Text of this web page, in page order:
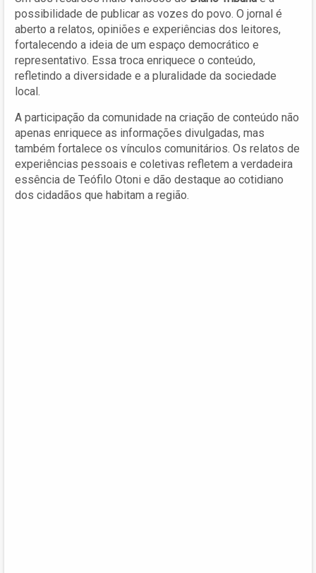
possibilidade de publicar as vozes do povo. O jornal é
aberto a relatos, opiniões e experiências dos leitores,
fortalecendo a ideia de um espaço democrático e
representativo. Essa troca enriquece o conteúdo,
refletindo a diversidade e a pluralidade da sociedade
local.
A participação da comunidade na criação de conteúdo não
apenas enriquece as informações divulgadas, mas
também fortalece os vínculos comunitários. Os relatos de
experiências pessoais e coletivas refletem a verdadeira
essência de Teófilo Otoni e dão destaque ao cotidiano
dos cidadãos que habitam a região.